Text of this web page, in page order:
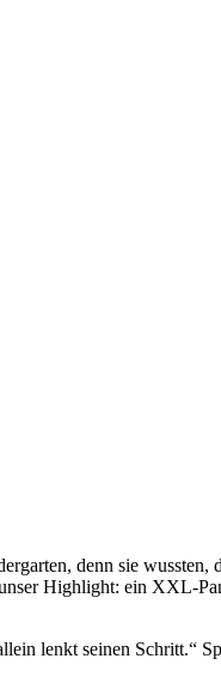
denn sie
Highlight: ein XXL-
lenkt seinen Schritt.“